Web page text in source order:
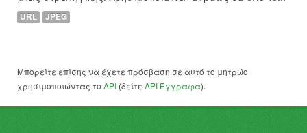
URL JPEG
Μπορείτε επίσης να έχετε πρόσβαση σε αυτό το μητρώο
χρησιμοποιώντας το API (δείτε API Έγγραφα).